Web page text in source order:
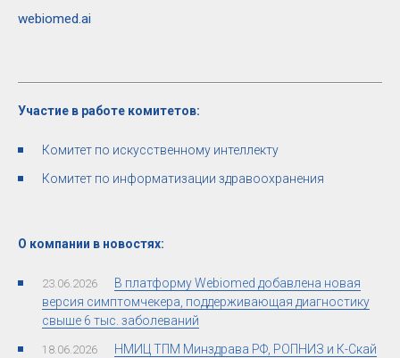
webiomed.ai
Участие в работе комитетов:
Комитет по искусственному интеллекту
Комитет по информатизации здравоохранения
О компании в новостях:
23.06.2026
В платформу Webiomed добавлена новая
версия симптомчекера, поддерживающая диагностику
свыше 6 тыс. заболеваний
18.06.2026
НМИЦ ТПМ Минздрава РФ, РОПНИЗ и К-Скай